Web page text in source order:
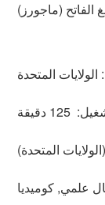
علمي, كوميديا